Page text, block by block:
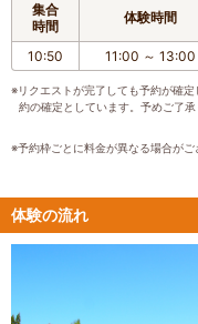
集合
時間
体験時間
10:50 11:00 ～ 13:00
※リクエストが完了しても予約が確
約の確定としています。予めご了承
※予約枠ごとに料金が異なる場合がご
体験の流れ